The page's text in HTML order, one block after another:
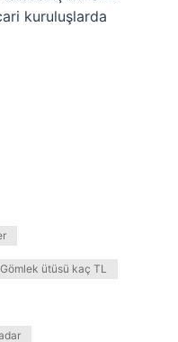
kuruluşlarda
Gömlek ütüsü kaç TL